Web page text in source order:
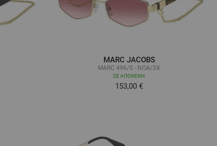
MARC JACOBS
MARC 496/S - NOA/3X
ΣΕ ΑΠΌΘΕΜΑ
153,00 €